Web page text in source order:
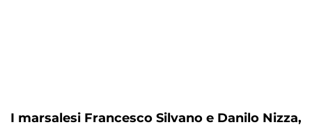
I marsalesi Francesco Silvano e Danilo Nizza,